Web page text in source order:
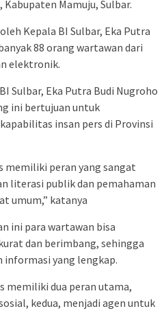
Mamuju, Sulbar.
Kepala BI Sulbar, Eka Putra
88 orang wartawan dari
elektronik.
Sulbar, Eka Putra Budi Nugroho
ini bertujuan untuk
insan pers di Provinsi
memiliki peran yang sangat
literasi publik dan pemahaman
umum,” katanya
ini para wartawan bisa
dan berimbang, sehingga
informasi yang lengkap.
memiliki dua peran utama,
kedua, menjadi agen untuk